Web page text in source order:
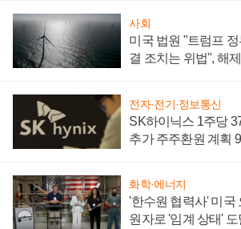
사회
미국 법원 "트럼프
결 조치는 위법", 해
전자·전기·정보통신
SK하이닉스 1주당
추가 주주환원 계획
화학·에너지
'한수원 협력사' 미국
원자로 '임계 상태'